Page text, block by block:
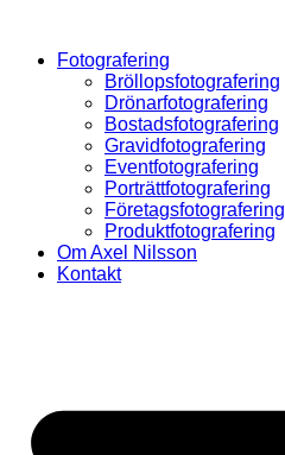
innehållFotografering
Bröllopsfotografering
Drönarfotografering
Bostadsfotografering
Gravidfotografering
Eventfotografering
Porträttfotografering
Företagsfotografering
Produktfotografering
Om Axel Nilsson
Kontakt